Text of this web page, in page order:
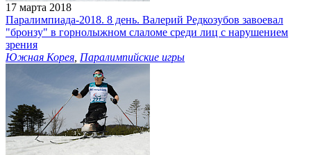
17 марта 2018
Паралимпиада-2018. 8 день. Валерий Редкозубов завоевал
"бронзу" в горнолыжном слаломе среди лиц с нарушением
зрения
Южная Корея Паралимпийские игры